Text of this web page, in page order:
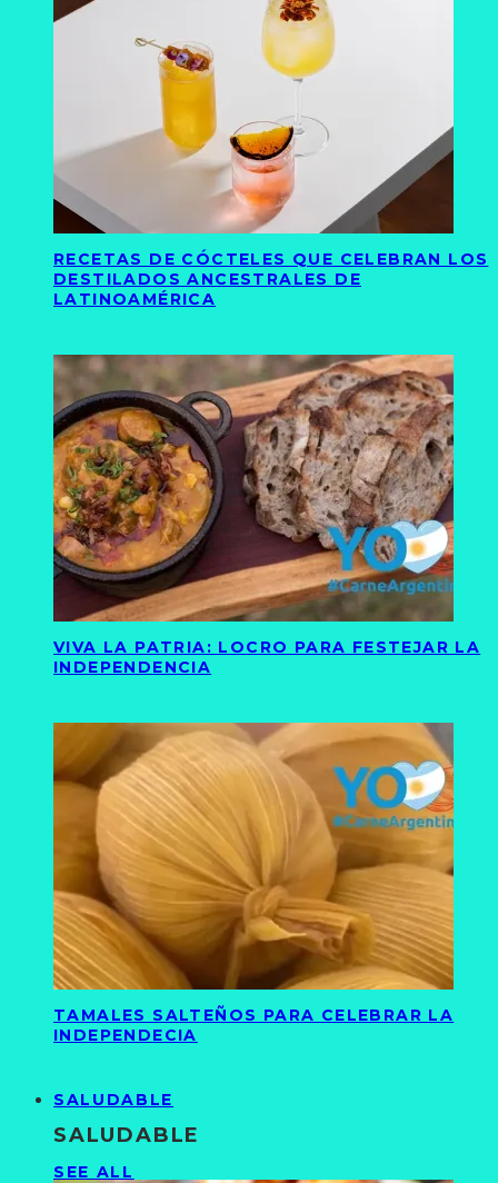
RECETAS DE CÓCTELES QUE CELEBRAN LOS
DESTILADOS ANCESTRALES DE
LATINOAMÉRICA
VIVA LA PATRIA: LOCRO PARA FESTEJAR LA
INDEPENDENCIA
TAMALES SALTEÑOS PARA CELEBRAR LA
INDEPENDECIA
SALUDABLE
SALUDABLE
SEE ALL